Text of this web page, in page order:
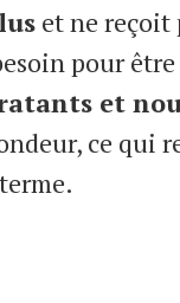
et ne reçoit
pour
et
ce qui